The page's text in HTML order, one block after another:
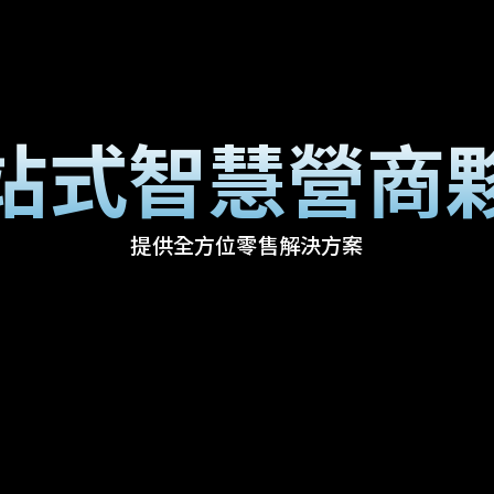
式智慧營商
提供全方位零售解決方案